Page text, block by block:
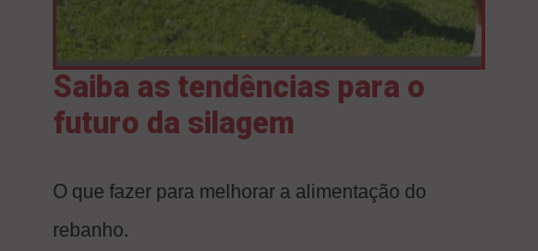
Saiba as tendências para o
futuro da silagem
O que fazer para melhorar a alimentação do
rebanho.